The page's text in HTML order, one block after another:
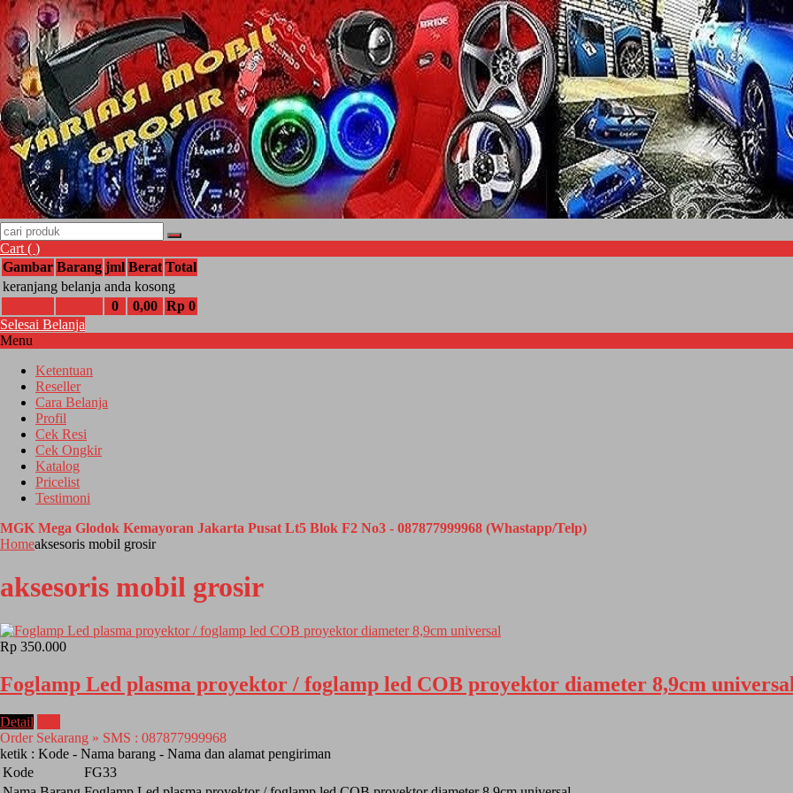
Cart ( )
Gambar Barang jml Berat Total
keranjang belanja anda kosong
0
0,00 Rp 0
Selesai Belanja
Menu
Ketentuan
Reseller
Cara Belanja
Profil
Cek Resi
Cek Ongkir
Katalog
Pricelist
Testimoni
MGK Mega Glodok Kemayoran Jakarta Pusat Lt5 Blok F2 No3 - 087877999968 (Whastapp/Telp)
Homeaksesoris mobil grosir
aksesoris mobil grosir
Rp 350.000
Foglamp Led plasma proyektor / foglamp led COB proyektor diameter 8,9cm
Detail
Order Sekarang » SMS : 087877999968
ketik : Kode - Nama barang - Nama dan alamat pengiriman
Kode
FG33